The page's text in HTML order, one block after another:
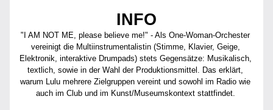
INFO
"I AM NOT ME, please believe me!" - Als One-Woman-Orchester
vereinigt die Multiinstrumentalistin (Stimme, Klavier, Geige,
Elektronik, interaktive Drumpads) stets Gegensätze: Musikalisch,
textlich, sowie in der Wahl der Produktionsmittel. Das erklärt,
warum Lulu mehrere Zielgruppen vereint und sowohl im Radio wie
auch im Club und im Kunst/Museumskontext stattfindet.